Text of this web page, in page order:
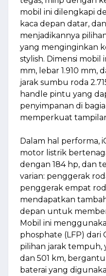
mobil ini dilengkapi
kaca depan datar,
menjadikannya
yang menginginkan
stylish. Dimensi mobil
mm, lebar 1.910 mm,
jarak sumbu roda
handle pintu yang
penyimpanan di
memperkuat
Dalam hal performa,
motor listrik
dengan 184 hp, dan
varian: penggerak
penggerak empat
mendapatkan
depan untuk
Mobil ini
phosphate (LFP) dari
pilihan jarak tempuh,
dan 501 km,
baterai yang